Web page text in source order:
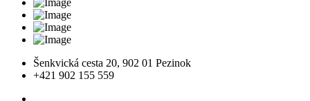
Šenkvická cesta 20, 902 01 Pezinok
+421 902 155 559